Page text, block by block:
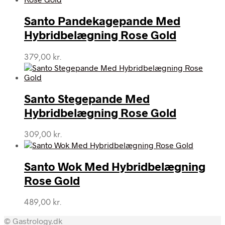
Santo Pandekagepande Med
Hybridbelægning Rose Gold
379,00 kr.
Santo Stegepande Med
Hybridbelægning Rose Gold
309,00 kr.
Santo Wok Med Hybridbelægning
Rose Gold
489,00 kr.
© Gastrology.dk